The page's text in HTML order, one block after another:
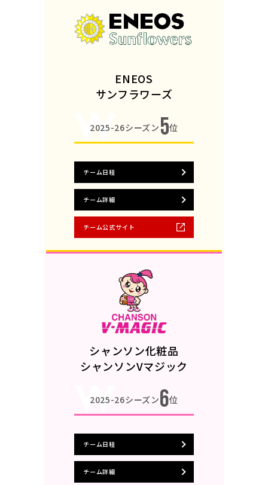
ENEOS
サンフラワーズ
2025-26シーズン 5位
チーム日程
チーム詳細
チーム公式サイト
シャンソン化粧品
シャンソンVマジック
2025-26シーズン6位
チーム日程
チーム詳細